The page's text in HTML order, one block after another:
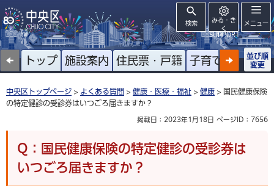
検索
みる・き
く
SUPPORT
メニュー
トップ 施設案内 住民票・戸籍 子育て 高齢者
並び順
変更
中央区トップページ > よくある質問 > 健康・医療・福祉 > 健康 > 国民健康保険
の特定健診の受診券はいつごろ届きますか？
掲載日：2023年1月18日 ページID：7656
Q：国民健康保険の特定健診の受診券は
いつごろ届きますか？